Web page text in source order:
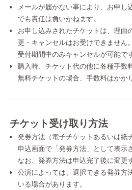
メールが届かない事により、お申し
でも責任は負いかねます。
お申し込みされたチケットは、理由
更・キャンセルはお受けできません
受付期間中のみキャンセルが可能です
購入時、チケット代の他に各種手数
無料チケットの場合、手数料はかか
チケット受け取り方法
発券方法（電子チケットあるいは紙
申込画面で「発券方法」として表示
なお、発券方法は申込完了後に変更
公演によっては、選択できる発券方
いる場合があります。